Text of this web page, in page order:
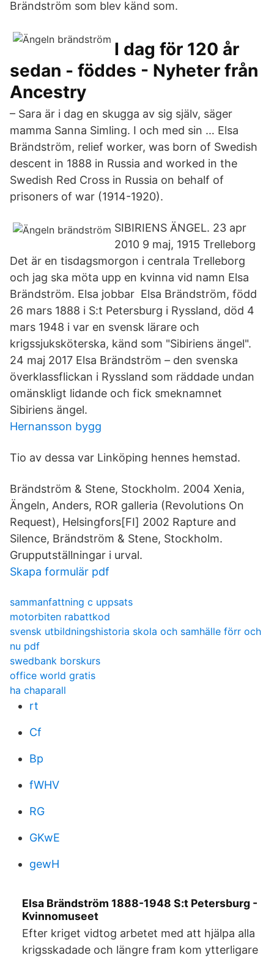
Brändström som blev känd som.
I dag för 120 år
sedan - föddes - Nyheter från
Ancestry
– Sara är i dag en skugga av sig själv, säger
mamma Sanna Simling. I och med sin … Elsa
Brändström, relief worker, was born of Swedish
descent in 1888 in Russia and worked in the
Swedish Red Cross in Russia on behalf of
prisoners of war (1914-1920).
SIBIRIENS ÄNGEL. 23 apr
2010 9 maj, 1915 Trelleborg
Det är en tisdagsmorgon i centrala Trelleborg
och jag ska möta upp en kvinna vid namn Elsa
Brändström. Elsa jobbar Elsa Brändström, född
26 mars 1888 i S:t Petersburg i Ryssland, död 4
mars 1948 i var en svensk lärare och
krigssjuksköterska, känd som "Sibiriens ängel".
24 maj 2017 Elsa Brändström – den svenska
överklassflickan i Ryssland som räddade undan
omänskligt lidande och fick smeknamnet
Sibiriens ängel.
Hernansson bygg
Tio av dessa var Linköping hennes hemstad.
Brändström & Stene, Stockholm. 2004 Xenia,
Ängeln, Anders, ROR galleria (Revolutions On
Request), Helsingfors[FI] 2002 Rapture and
Silence, Brändström & Stene, Stockholm.
Grupputställningar i urval.
Skapa formulär pdf
sammanfattning c uppsats
motorbiten rabattkod
svensk utbildningshistoria skola och samhälle förr och
nu pdf
swedbank borskurs
office world gratis
ha chaparall
rt
Cf
Bp
fWHV
RG
GKwE
gewH
Elsa Brändström 1888-1948 S:t Petersburg -
Kvinnomuseet
Efter kriget vidtog arbetet med att hjälpa alla
krigsskadade och längre fram kom ytterligare